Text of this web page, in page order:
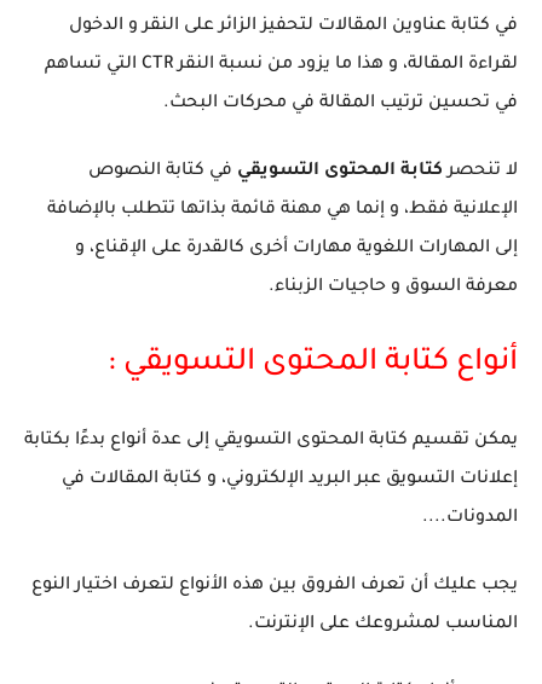
في كتابة عناوين المقالات لتحفيز الزائر على النقر و الدخول
لقراءة المقالة، و هذا ما يزود من نسبة النقرCTR التي تساهم
في تحسين ترتيب المقالة في محركات البحث.
لا تنحصركتابة المحتوى التسويقي في كتابة النصوص
الإعلانية فقط، و إنما هي مهنة قائمة بذاتها تتطلب بالإضافة
إلى المهارات اللغوية مهارات أخرى كالقدرة على الإقناع، و
معرفة السوق و حاجيات الزبناء.
أنواع كتابة المحتوى التسويقي :
يمكن تقسيم كتابة المحتوى التسويقي إلى عدة أنواع بدءًا بكتابة
إعلانات التسويق عبر البريد الإلكتروني، و كتابة المقالات في
المدونات....
يجب عليك أن تعرف الفروق بين هذه الأنواع لتعرف اختيار النوع
المناسب لمشروعك على الإنترنت.